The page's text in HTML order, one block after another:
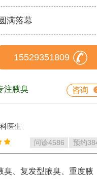
满落幕
15529351809
注腋臭 咨询
医生
问诊4586 预约
臭、复发型腋臭、重度腋